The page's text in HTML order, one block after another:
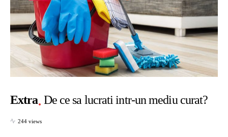
Extra De ce sa lucrati intr-un mediu curat?
244 views